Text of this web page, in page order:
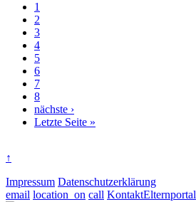
Seitennummerierung
Aktuelle
Seite
1
Page
2
Page
3
Page
4
Page
5
Page
6
Page
7
Page
8
Nächste
Seite
nächste ›
Letzte
Letzte Seite »
↑
Impressum Datenschutzerklärung
email location_on call KontaktElternportal